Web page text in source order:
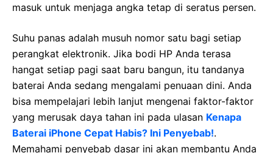
masuk untuk menjaga angka tetap di seratus persen.
Suhu panas adalah musuh nomor satu bagi setiap
perangkat elektronik. Jika bodi HP Anda terasa
hangat setiap pagi saat baru bangun, itu tandanya
baterai Anda sedang mengalami penuaan dini. Anda
bisa mempelajari lebih lanjut mengenai faktor-faktor
yang merusak daya tahan ini pada ulasan Kenapa
Baterai iPhone Cepat Habis? Ini Penyebab!.
Memahami penyebab dasar ini akan membantu Anda